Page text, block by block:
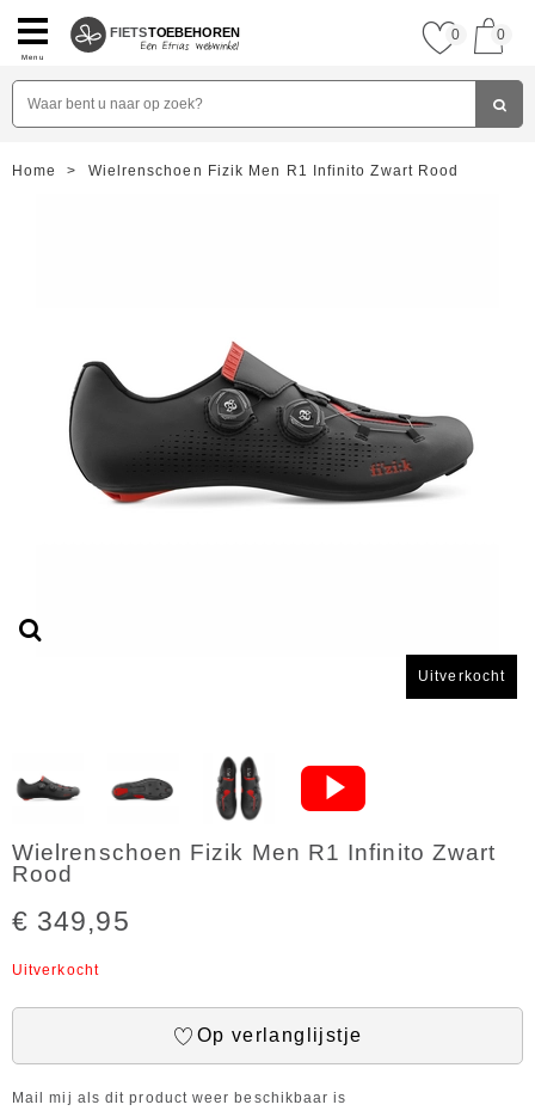
Menu
FIETSTOEBEHOREN 0 0
Home > Wielrenschoen Fizik Men R1 Infinito Zwart Rood
Uitverkocht
Wielrenschoen Fizik Men R1 Infinito Zwart
Rood
€ 349,95
Uitverkocht
Op verlanglijstje
Mail mij als dit product weer beschikbaar is